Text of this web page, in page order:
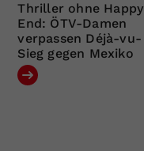
Thriller ohne Happy
End: ÖTV-Damen
verpassen Déjà-vu-
Sieg gegen Mexiko